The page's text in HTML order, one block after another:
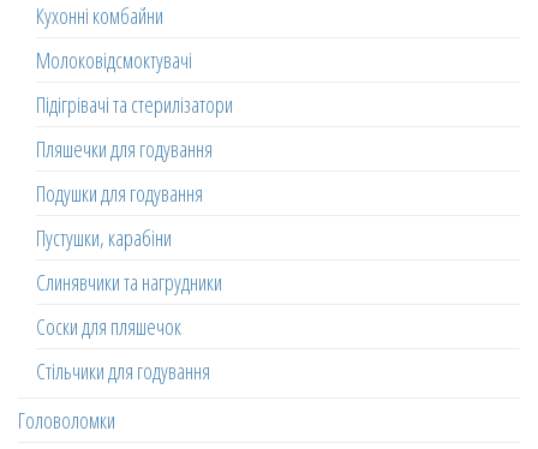
Кухонні комбайни
Молоковідсмоктувачі
Підігрівачі та стерилізатори
Пляшечки для годування
Подушки для годування
Пустушки, карабіни
Слинявчики та нагрудники
Соски для пляшечок
Стільчики для годування
Головоломки